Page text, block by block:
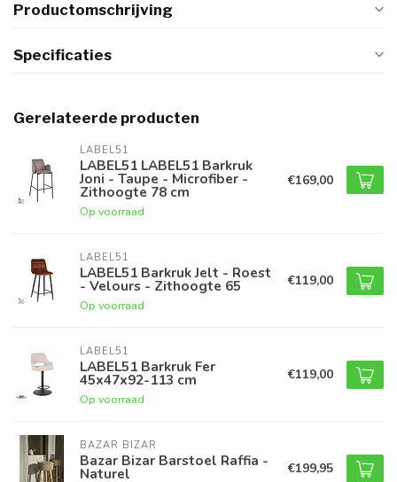
Productomschrijving
Specificaties
Gerelateerde producten
LABEL51
LABEL51 LABEL51 Barkruk
Joni - Taupe - Microfiber -
Zithoogte 78 cm
Op voorraad
€169,00
LABEL51
LABEL51 Barkruk Jelt - Roest
- Velours - Zithoogte 65
Op voorraad
€119,00
LABEL51
LABEL51 Barkruk Fer
45x47x92-113 cm
Op voorraad
€119,00
BAZAR BIZAR
Bazar Bizar Barstoel Raffia -
Naturel €199,95